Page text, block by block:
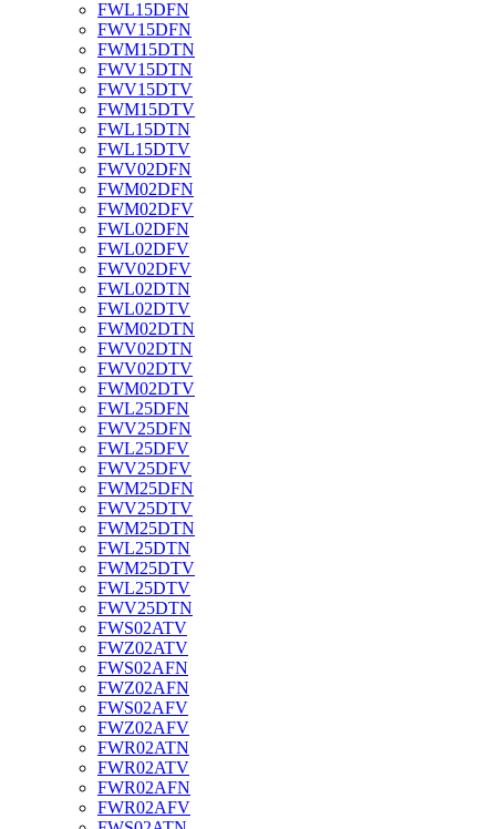
FWL15DFN
FWV15DFN
FWM15DTN
FWV15DTN
FWV15DTV
FWM15DTV
FWL15DTN
FWL15DTV
FWV02DFN
FWM02DFN
FWM02DFV
FWL02DFN
FWL02DFV
FWV02DFV
FWL02DTN
FWL02DTV
FWM02DTN
FWV02DTN
FWV02DTV
FWM02DTV
FWL25DFN
FWV25DFN
FWL25DFV
FWV25DFV
FWM25DFN
FWV25DTV
FWM25DTN
FWL25DTN
FWM25DTV
FWL25DTV
FWV25DTN
FWS02ATV
FWZ02ATV
FWS02AFN
FWZ02AFN
FWS02AFV
FWZ02AFV
FWR02ATN
FWR02ATV
FWR02AFN
FWR02AFV